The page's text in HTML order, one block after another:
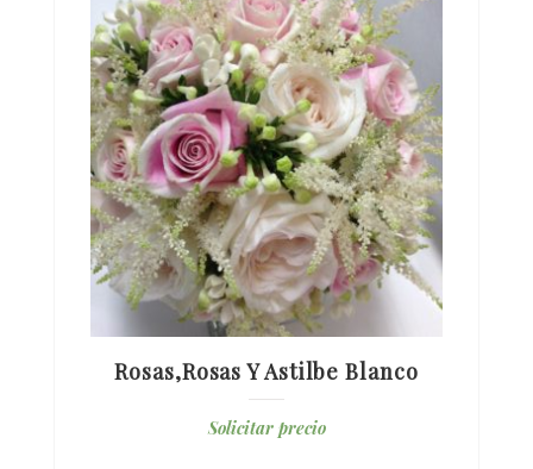
Rosas,rosas Y Astilbe Blanco
Solicitar precio